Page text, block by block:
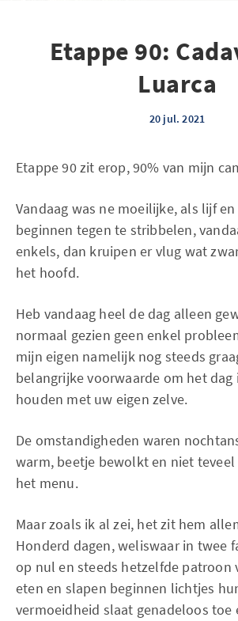
Etappe 90:
Luarca
20 jul. 2021
Etappe 90 zit erop, 90% van mijn
Vandaag was ne moeilijke, als lijf
beginnen tegen te stribbelen,
enkels, dan kruipen er vlug wat
het hoofd.
Heb vandaag heel de dag alleen
normaal gezien geen enkel
mijn eigen namelijk nog steeds
belangrijke voorwaarde om het
houden met uw eigen zelve.
De omstandigheden waren
warm, beetje bewolkt en niet
het menu.
Maar zoals ik al zei, het zit hem
Honderd dagen, weliswaar in twee
op nul en steeds hetzelfde patroon
eten en slapen beginnen lichtjes
vermoeidheid slaat genadeloos toe